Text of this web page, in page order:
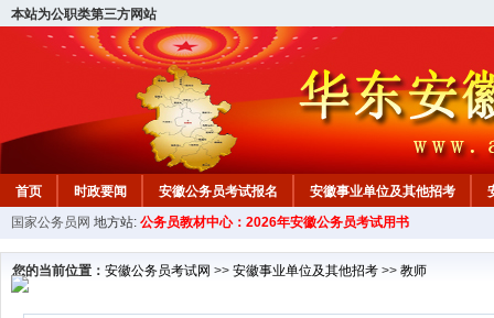
本站为公职类第三方网站
首页 时政要闻 安徽公务员考试报名 安徽事业单位及其他招考
安徽公务员行测试题 在线咨询 教材中心
国家公务员网 地方站: 公务员教材中心：2026年安徽公务员考试用书
您的当前位置： 安徽公务员考试网 >> 安徽事业单位及其他招考 >> 教师